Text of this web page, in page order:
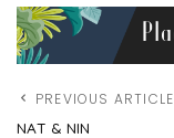
PREVIOUS ARTICLE
NAT & NIN